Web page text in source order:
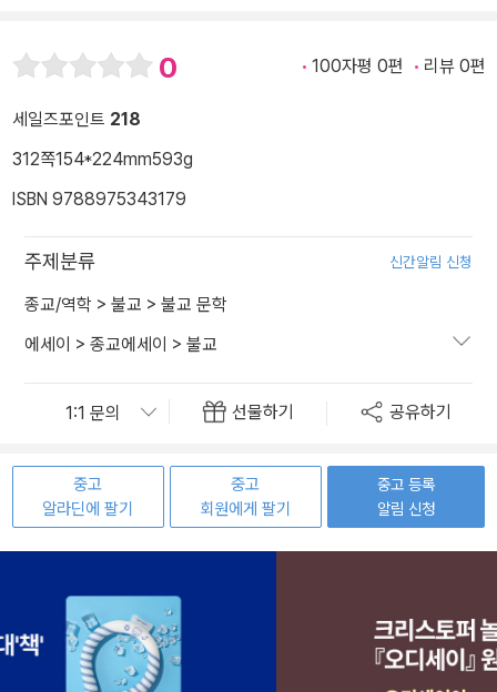
0 100자평 0편 리뷰 0편
세일즈포인트 218
312쪽154*224mm593g
ISBN 9788975343179
주제분류 신간알림 신청
종교/역학 > 불교 > 불교 문학
에세이 > 종교에세이 > 불교
선물하기 공유하기
중고
알라딘에 팔기
중고
회원에게 팔기
중고 등록
알림 신청